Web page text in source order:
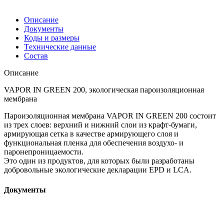
Описание
Документы
Коды и размеры
Tехнические данные
Cостав
Описание
VAPOR IN GREEN 200, экологическая пароизоляционная
мембрана
Пароизоляционная мембрана VAPOR IN GREEN 200 состоит
из трех слоев: верхний и нижний слои из крафт-бумаги,
армирующая сетка в качестве армирующего слоя и
функциональная пленка для обеспечения воздухо- и
паронепроницаемости.
Это один из продуктов, для которых были разработаны
добровольные экологические декларации EPD и LCA.
Документы